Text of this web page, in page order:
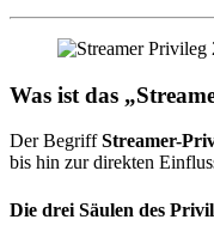
Was ist das
Der BegriffStreamer-
bis hin zur direkten
Die drei Säulen des